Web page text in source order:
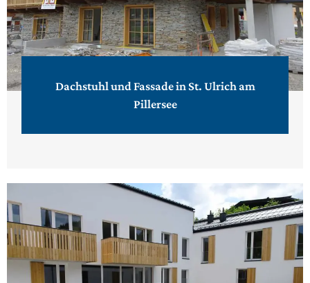
Dachstuhl und Fassade in St. Ulrich am
Pillersee